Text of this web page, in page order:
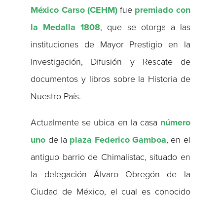
México Carso (CEHM)fue premiado con
la Medalla 1808, que se otorga a las
instituciones de Mayor Prestigio en la
Investigación, Difusión y Rescate de
documentos y libros sobre la Historia de
Nuestro País.
Actualmente se ubica en la casa número
uno de la plaza Federico Gamboa, en el
antiguo barrio de Chimalistac, situado en
la delegación Álvaro Obregón de la
Ciudad de México, el cual es conocido